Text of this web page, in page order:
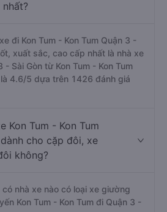
đi Kon Tum - Kon Tum Quận 3 -
xuất sắc, cao cấp nhất là nhà xe
- Sài Gòn từ Kon Tum - Kon Tum
4.6/5 dựa trên 1426 đánh giá
Kon Tum - Kon Tum
cho cặp đôi, xe
không?
nhà xe nào có loại xe giường
Kon Tum - Kon Tum đi Quận 3 -